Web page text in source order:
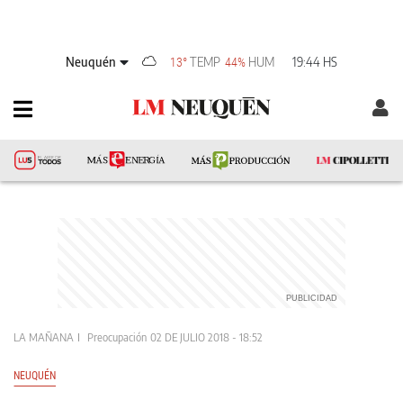
Neuquén 13°TEMP 44% HUM 19:44 HS
LA MAÑANA Preocupación 02 DE JULIO 2018 - 18:52
NEUQUÉN